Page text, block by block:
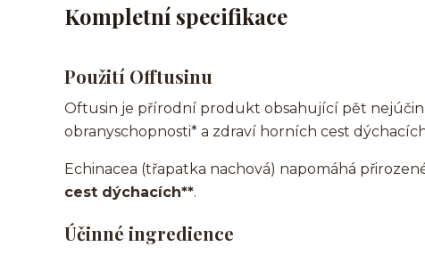
Kompletní specifikace
Použití Offtusinu
Oftusin je přírodní produkt obsahující pět
obranyschopnosti* a zdraví horních cest
Echinacea (třapatka nachová) napomáhá
cest dýchacích**.
Účinné ingredience